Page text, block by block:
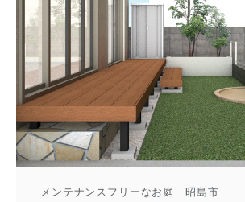
メンテナンスフリーなお庭 昭島市